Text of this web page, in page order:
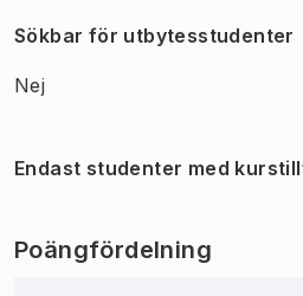
Sökbar för utbytesstudenter
Nej
Endast studenter med
Poängfördelning